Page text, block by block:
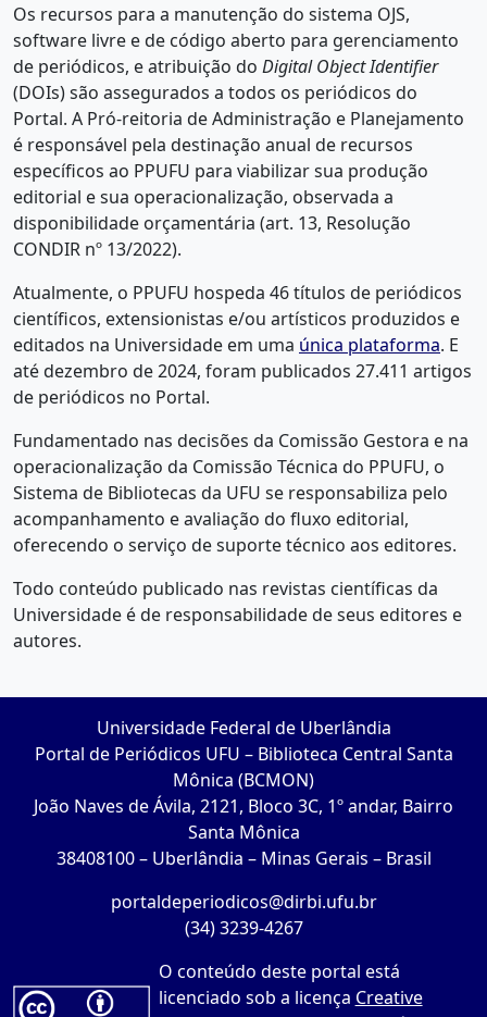
Os recursos para a manutenção do sistema OJS,
software livre e de código aberto para gerenciamento
de periódicos, e atribuição do Digital Object Identifier
(DOIs) são assegurados a todos os periódicos do
Portal. A Pró-reitoria de Administração e Planejamento
é responsável pela destinação anual de recursos
específicos ao PPUFU para viabilizar sua produção
editorial e sua operacionalização, observada a
disponibilidade orçamentária (art. 13, Resolução
CONDIR nº 13/2022).
Atualmente, o PPUFU hospeda 46 títulos de periódicos
científicos, extensionistas e/ou artísticos produzidos e
editados na Universidade em uma única plataforma. E
até dezembro de 2024, foram publicados 27.411 artigos
de periódicos no Portal.
Fundamentado nas decisões da Comissão Gestora e na
operacionalização da Comissão Técnica do PPUFU, o
Sistema de Bibliotecas da UFU se responsabiliza pelo
acompanhamento e avaliação do fluxo editorial,
oferecendo o serviço de suporte técnico aos editores.
Todo conteúdo publicado nas revistas científicas da
Universidade é de responsabilidade de seus editores e
autores.
Universidade Federal de Uberlândia
Portal de Periódicos UFU – Biblioteca Central Santa
Mônica (BCMON)
João Naves de Ávila, 2121, Bloco 3C, 1º andar, Bairro
Santa Mônica
38408100 – Uberlândia – Minas Gerais – Brasil
portaldeperiodicos@dirbi.ufu.br
(34) 3239-4267
O conteúdo deste portal está
licenciado sob a licença Creative